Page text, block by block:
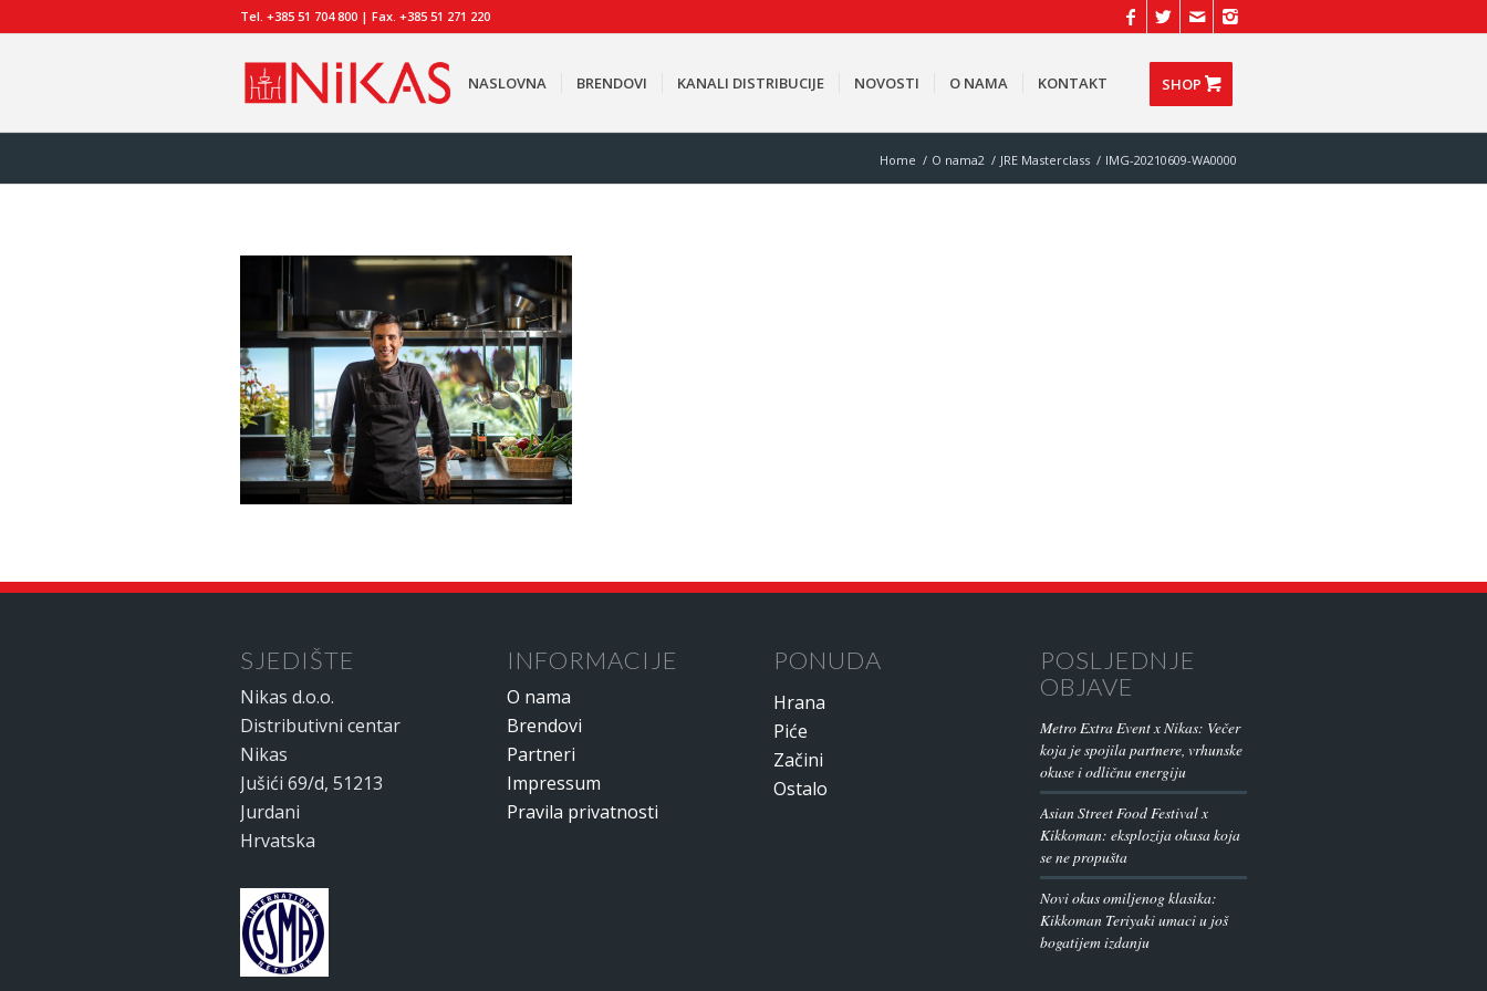
Tel. +385 51 704 800 | Fax. +385 51 271 220
NASLOVNA BRENDOVI KANALI DISTRIBUCIJE NOVOSTI O NAMA KONTAKT SHOP
Home / O nama2 / JRE Masterclass / IMG-20210609-WA0000
SJEDIŠTE
Nikas d.o.o.
Distributivni centar
Nikas
Jušići 69/d, 51213
Jurdani
Hrvatska
INFORMACIJE
O nama
Brendovi
Partneri
Impressum
Pravila privatnosti
PONUDA
Hrana
Piće
Začini
Ostalo
POSLJEDNJE
OBJAVE
Metro Extra Event x Nikas: Večer
koja je spojila partnere, vrhunske
okuse i odličnu energiju
Asian Street Food Festival x
Kikkoman: eksplozija okusa koja
se ne propušta
Novi okus omiljenog klasika:
Kikkoman Teriyaki umaci u još
bogatijem izdanju